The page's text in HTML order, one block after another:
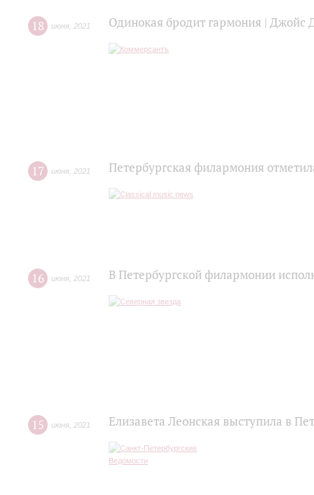
18 июня 2021 Одинокая бродит гармония | Джойс
17 июня 2021 Петербургская филармония
16 июня 2021 В Петербургской филармонии
15 июня 2021 Елизавета Леонская выступила в